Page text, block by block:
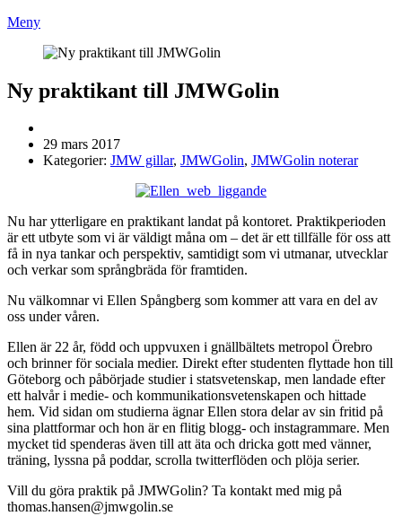
Meny
Ny praktikant till JMWGolin
29 mars 2017
Kategorier: JMW gillar, JMWGolin, JMWGolin noterar
Nu har ytterligare en praktikant landat på kontoret. Praktikperioden
är ett utbyte som vi är väldigt måna om – det är ett tillfälle för oss att
få in nya tankar och perspektiv, samtidigt som vi utmanar, utvecklar
och verkar som språngbräda för framtiden.
Nu välkomnar vi Ellen Spångberg som kommer att vara en del av
oss under våren.
Ellen är 22 år, född och uppvuxen i gnällbältets metropol Örebro
och brinner för sociala medier. Direkt efter studenten flyttade hon till
Göteborg och påbörjade studier i statsvetenskap, men landade efter
ett halvår i medie- och kommunikationsvetenskapen och hittade
hem. Vid sidan om studierna ägnar Ellen stora delar av sin fritid på
sina plattformar och hon är en flitig blogg- och instagrammare. Men
mycket tid spenderas även till att äta och dricka gott med vänner,
träning, lyssna på poddar, scrolla twitterflöden och plöja serier.
Vill du göra praktik på JMWGolin? Ta kontakt med mig på
thomas.hansen@jmwgolin.se